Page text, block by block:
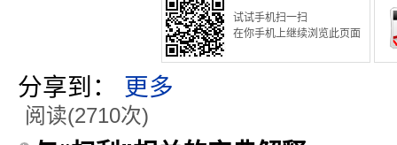
试试手机扫一扫
在你手机上继续浏览此页面
分享到： 更多
阅读(2710次)